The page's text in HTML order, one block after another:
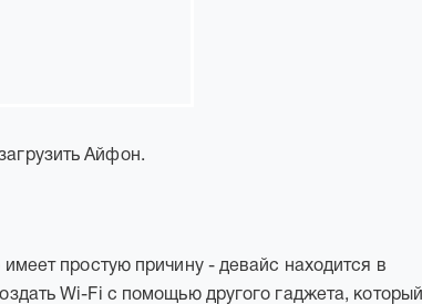
Айфон.
простую причину - девайс находится в
Wi-Fi с помощью другого гаджета, который